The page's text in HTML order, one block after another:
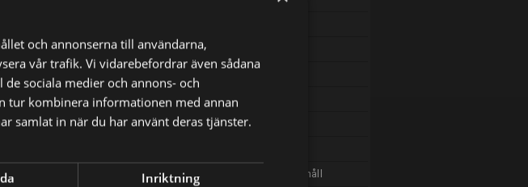
maskinerna
Doktor McStuffins
Farmarligan
Sommarlov
18:50
19:30 Backstage
19:50 Livet på botten
Sändningsuppehåll
och annonserna till användarna,
vår trafik. Vi vidarebefordrar även sådana
sociala medier och annons- och
tur kombinera informationen med annan
samlat in när du har använt deras tjänster.
Inriktning